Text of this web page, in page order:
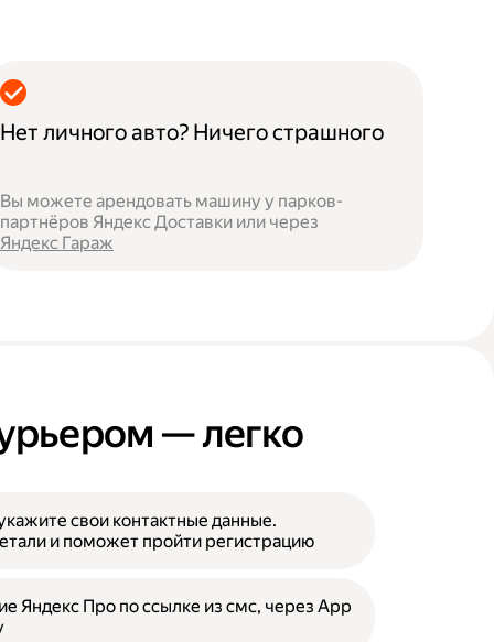
Нет личного авто? Ничего страшного
Вы можете арендовать машину у парков-
партнёров Яндекс Доставки или через
Яндекс Гараж
— легко
свои контактные данные.
и поможет пройти регистрацию
Яндекс Про по ссылке из смс, через App